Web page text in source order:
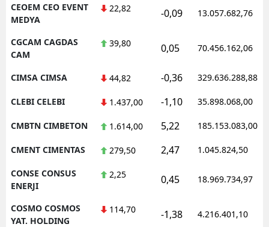
CEOEM CEO EVENT
MEDYA
22,82 -0,09 13.057.682,76
CGCAM CAGDAS
CAM
39,80 0,05 70.456.162,06
CIMSA CIMSA 44,82 -0,36 329.636.288,88
CLEBI CELEBI 1.437,00 -1,10 35.898.068,00
CMBTN CIMBETON 1.614,00 5,22 185.153.083,00
CMENT CIMENTAS 279,50 2,47 1.045.824,50
CONSE CONSUS
ENERJI
2,25 0,45 18.969.734,97
COSMO COSMOS
YAT. HOLDING
114,70 -1,38 4.216.401,10